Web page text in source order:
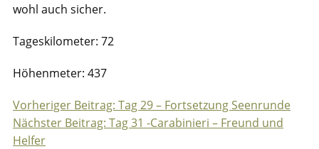
wohl auch sicher.
Tageskilometer: 72
Höhenmeter: 437
Beitragsnavigation
Vorheriger Beitrag: Tag 29 – Fortsetzung Seenrunde
Nächster Beitrag: Tag 31 -Carabinieri – Freund und
Helfer